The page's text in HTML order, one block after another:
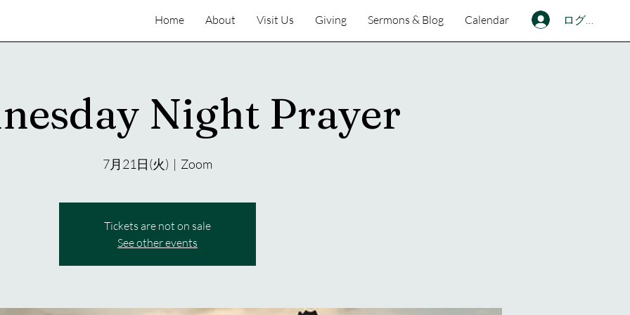
Home About Visit Us Giving Sermons & Blog Calendar ログイン
Night Prayer
7月21日(火)
  |
Zoom
Tickets are not on sale
See other events